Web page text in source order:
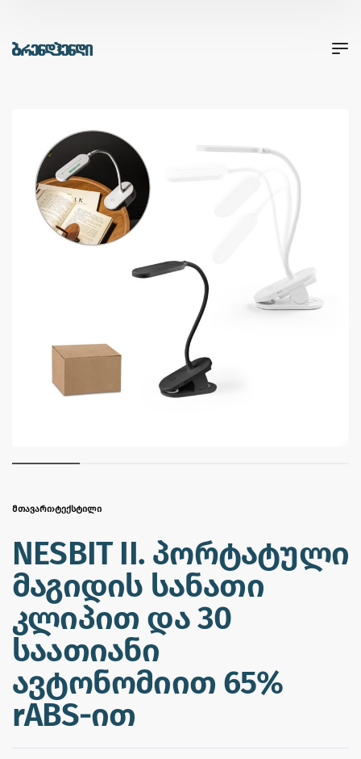
ᲛᲗᲐᲕᲐᲠᲘ›ᲢᲔᲥᲡᲢᲘᲚᲘ
NESBIT II. პორტატული
მაგიდის სანათი
კლიპით და 30
საათიანი
ავტონომიით 65%
rABS-ით